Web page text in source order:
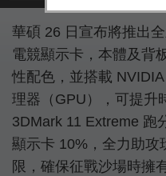
華碩 26 日宣布將推出
電競顯示卡，本體及背
性配色，並搭載
理器（GPU），可提升
3DMark 11 Extreme 跑
顯示卡 10%，全力助攻
限，確保征戰沙場時擁